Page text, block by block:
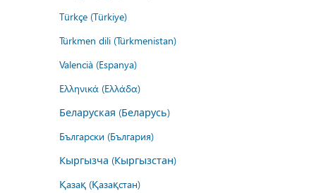
Türkçe (Türkiye)
Türkmen dili (Türkmenistan)
Valencià (Espanya)
Ελληνικά (Ελλάδα)
Беларуская (Беларусь)
Български (България)
Кыргызча (Кыргызстан)
Қазақ (Қазақстан)